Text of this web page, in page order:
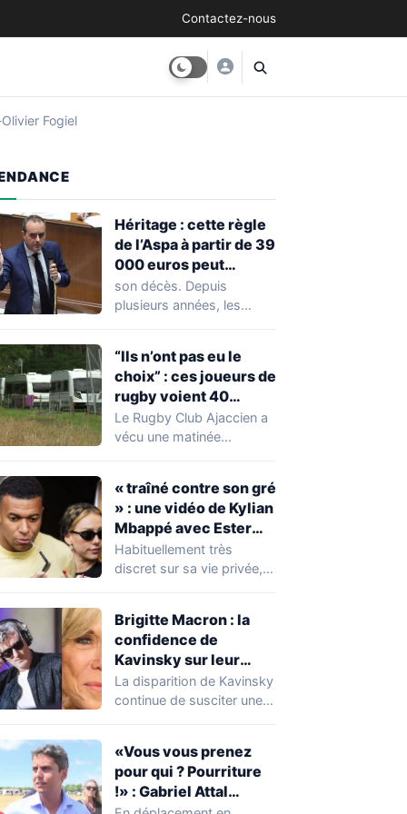
Contactez-nous
Fogiel
Héritage : cette règle
de l’Aspa à partir de 39
000 euros peut
réserver une
mauvaise surprise à
son décès. Depuis
plusieurs années, les
concernant le seuil…
“Ils n’ont pas eu le
choix” : ces joueurs de
rugby voient 40
caravanes de gens du
voyage s’installer
heure
Le Rugby Club Ajaccien a
vécu une matinée
découverte d'une…
« traîné contre son gré
» : une vidéo de Kylian
Mbappé avec Ester
Expósito en Italie agite
la toile
Habituellement très
discret sur sa vie privée,
Brigitte Macron : la
confidence de
Kavinsky sur leur
relation
La disparition de Kavinsky
continue de susciter une
«Vous vous prenez
pour qui ? Pourriture
!» : Gabriel Attal